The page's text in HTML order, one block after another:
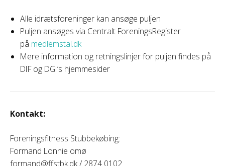
Alle idrætsforeninger kan ansøge puljen
Puljen ansøges via Centralt ForeningsRegister
på medlemstal.dk
Mere information og retningslinjer for puljen findes på
DIF og DGI’s hjemmesider
Kontakt:
Foreningsfitness Stubbekøbing:
Formand Lonnie omø
formand@ffstbk.dk / 2874 0102